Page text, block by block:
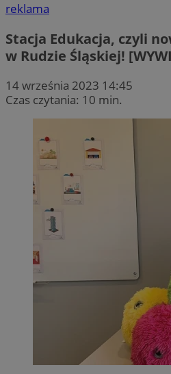
reklama
Stacja Edukacja, czyli
w Rudzie Śląskiej!
14 września 2023 14:45
Czas czytania: 10 min.